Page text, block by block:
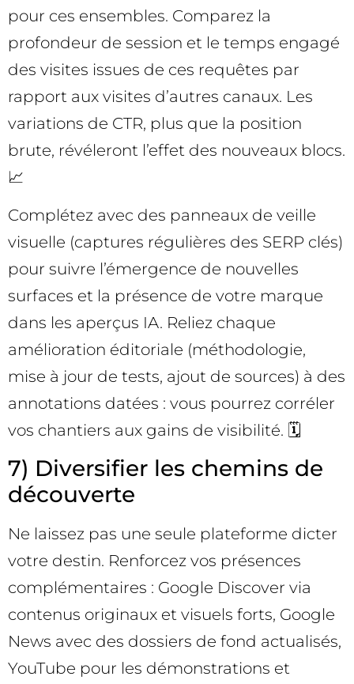
pour ces ensembles. Comparez la
profondeur de session et le temps engagé
des visites issues de ces requêtes par
rapport aux visites d’autres canaux. Les
variations de CTR, plus que la position
brute, révéleront l’effet des nouveaux blocs.
📈
Complétez avec des panneaux de veille
visuelle (captures régulières des SERP clés)
pour suivre l’émergence de nouvelles
surfaces et la présence de votre marque
dans les aperçus IA. Reliez chaque
amélioration éditoriale (méthodologie,
mise à jour de tests, ajout de sources) à des
annotations datées : vous pourrez corréler
vos chantiers aux gains de visibilité. 🗓️
7) Diversifier les chemins de
découverte
Ne laissez pas une seule plateforme dicter
votre destin. Renforcez vos présences
complémentaires : Google Discover via
contenus originaux et visuels forts, Google
News avec des dossiers de fond actualisés,
YouTube pour les démonstrations et